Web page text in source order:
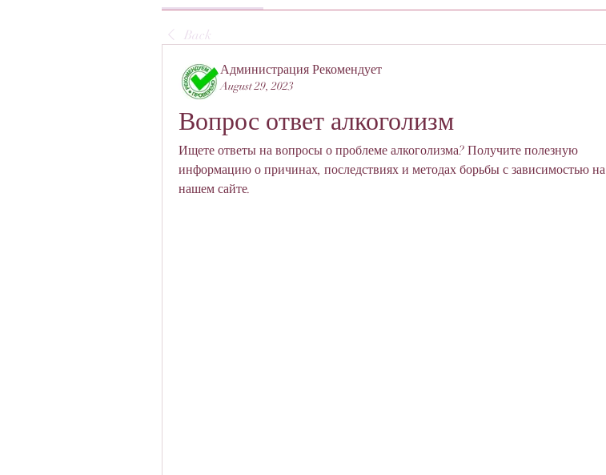
Back
Администрация Рекомендует
August 29, 2023
Вопрос ответ алкоголизм
Ищете ответы на вопросы о проблеме алкоголизма? Получите полезную
информацию о причинах, последствиях и методах борьбы с зависимостью на
нашем сайте.